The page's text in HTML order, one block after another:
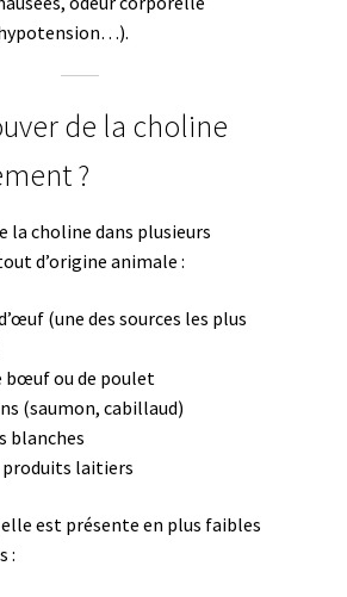
de la choline
?
la choline dans plusieurs
d’origine animale :
(une des sources les plus
bœuf ou de poulet
(saumon, cabillaud)
blanches
laitiers
est présente en plus faibles
: